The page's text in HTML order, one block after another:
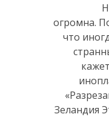
огромна.
что
Зеландия